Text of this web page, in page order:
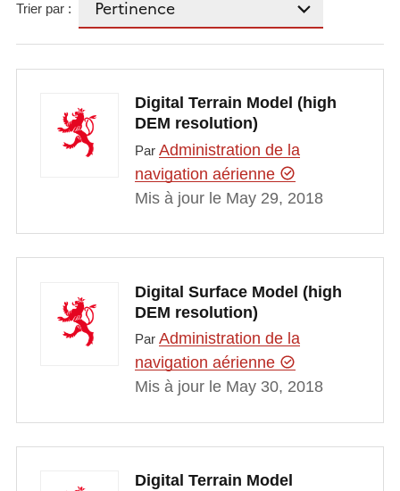
Trier par :
Digital Terrain Model (high
DEM resolution)
Par Administration de la
navigation aérienne
Mis à jour le May 29, 2018
Digital Surface Model (high
DEM resolution)
Par Administration de la
navigation aérienne
Mis à jour le May 30, 2018
Digital Terrain Model